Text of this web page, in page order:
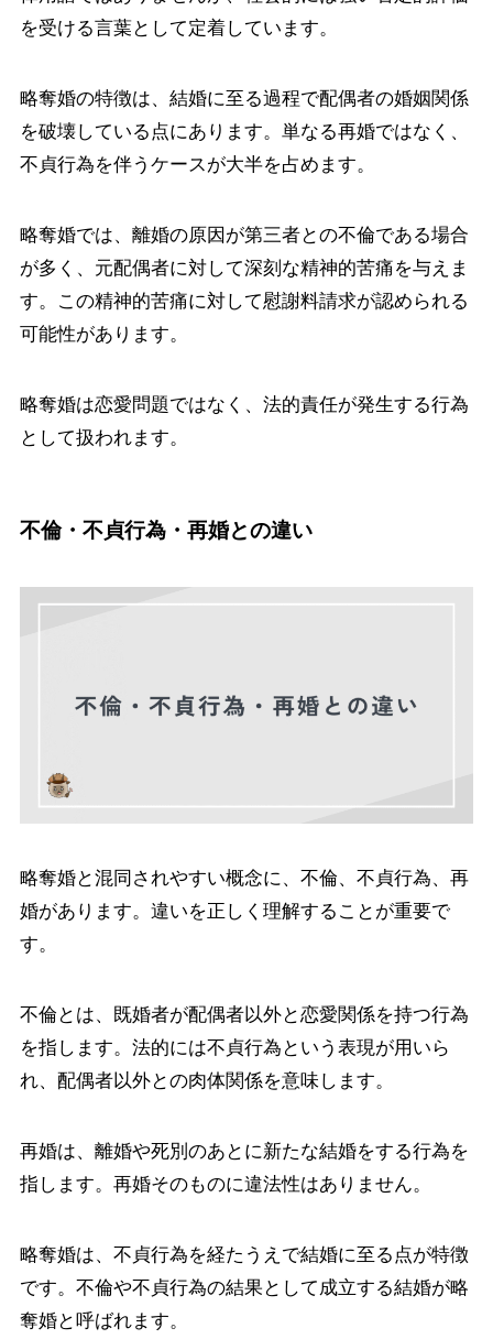
を受ける言葉として定着しています。
略奪婚の特徴は、結婚に至る過程で配偶者の婚姻関係
を破壊している点にあります。単なる再婚ではなく、
不貞行為を伴うケースが大半を占めます。
略奪婚では、離婚の原因が第三者との不倫である場合
が多く、元配偶者に対して深刻な精神的苦痛を与えま
す。この精神的苦痛に対して慰謝料請求が認められる
可能性があります。
略奪婚は恋愛問題ではなく、法的責任が発生する行為
として扱われます。
不倫・不貞行為・再婚との違い
略奪婚と混同されやすい概念に、不倫、不貞行為、再
婚があります。違いを正しく理解することが重要で
す。
不倫とは、既婚者が配偶者以外と恋愛関係を持つ行為
を指します。法的には不貞行為という表現が用いら
れ、配偶者以外との肉体関係を意味します。
再婚は、離婚や死別のあとに新たな結婚をする行為を
指します。再婚そのものに違法性はありません。
略奪婚は、不貞行為を経たうえで結婚に至る点が特徴
です。不倫や不貞行為の結果として成立する結婚が略
奪婚と呼ばれます。